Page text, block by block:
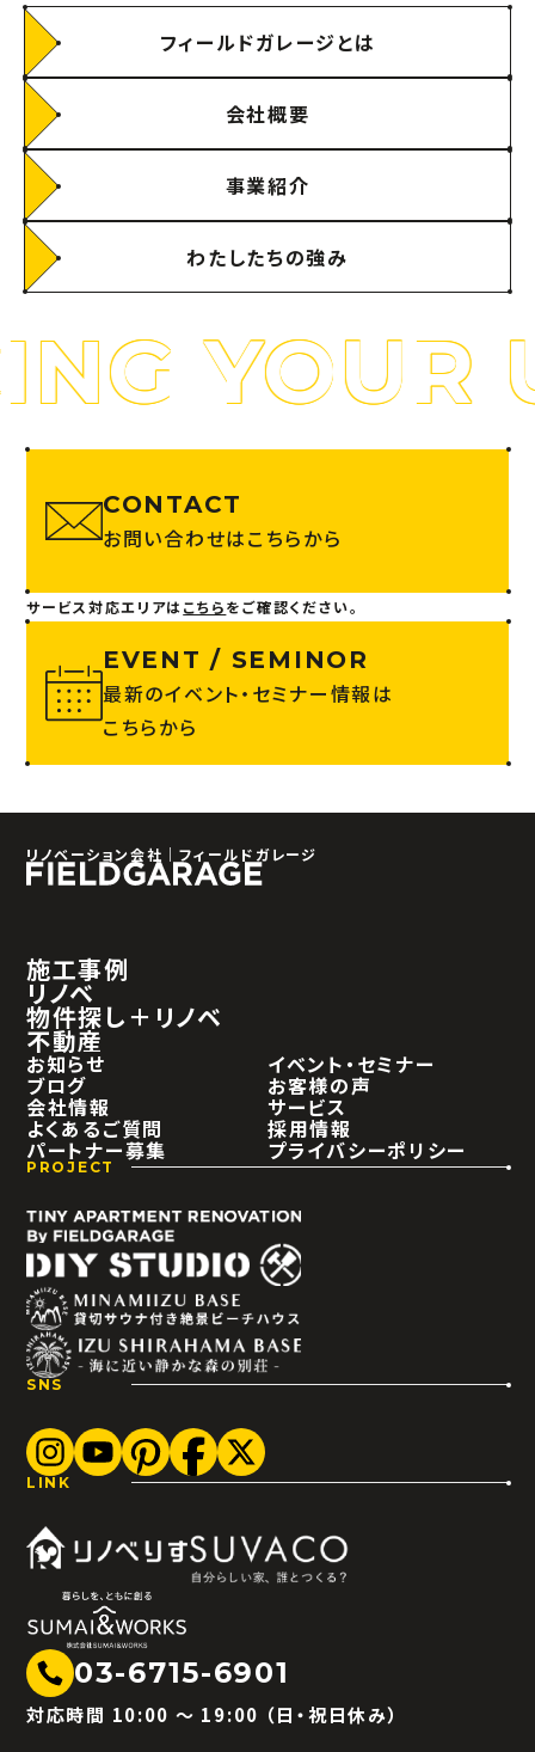
フィールドガレージとは
会社概要
事業紹介
わたしたちの強み
YOUR
CONTACT
お問い合わせはこちらから
サービス対応エリアはこちらをご確認ください。
EVENT / SEMINOR
最新のイベント・セミナー情報は
こちらから
リノベーション会社｜フィールドガレージ
施工事例
リノベ
物件探し＋リノベ
不動産
お知らせ イベント・セミナー
ブログ お客様の声
会社情報 サービス
よくあるご質問 採用情報
パートナー募集 プライバシーポリシー
PROJECT
SNS
LINK
03-6715-6901
対応時間 10:00 〜 19:00 （日・祝日休み）